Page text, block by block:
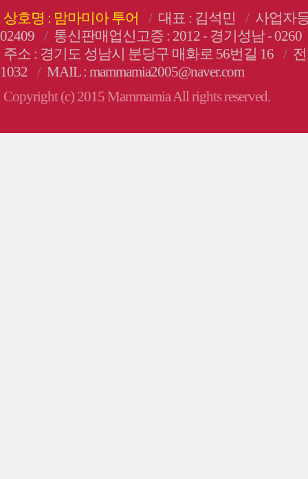
상호명 : 맘마미아 투어 / 대표 : 김석민 / 사업자
02409
/ 통신판매업신고증 : 2012 - 경기성남 - 0260
주소 : 경기도 성남시 분당구 매화로 56번길 16
/
1032
/ MAIL : mammamia2005@naver.com
Copyright (c) 2015 Mammamia All rights reserved.